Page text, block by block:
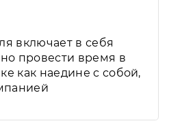
включает в себя
провести время в
как наедине с собой,